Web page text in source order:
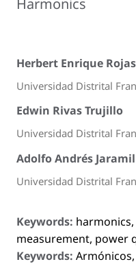
Herbert Enrique
Universidad Distrital
Edwin Rivas Trujillo
Universidad Distrital
Adolfo Andrés
Universidad Distrital
Keywords:
measurement, power
Keywords: